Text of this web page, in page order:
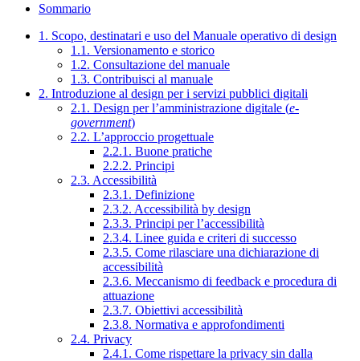
Sommario
1. Scopo, destinatari e uso del Manuale operativo di design
1.1. Versionamento e storico
1.2. Consultazione del manuale
1.3. Contribuisci al manuale
2. Introduzione al design per i servizi pubblici digitali
2.1. Design per l’amministrazione digitale (e-
government)
2.2. L’approccio progettuale
2.2.1. Buone pratiche
2.2.2. Principi
2.3. Accessibilità
2.3.1. Definizione
2.3.2. Accessibilità by design
2.3.3. Principi per l’accessibilità
2.3.4. Linee guida e criteri di successo
2.3.5. Come rilasciare una dichiarazione di
accessibilità
2.3.6. Meccanismo di feedback e procedura di
attuazione
2.3.7. Obiettivi accessibilità
2.3.8. Normativa e approfondimenti
2.4. Privacy
2.4.1. Come rispettare la privacy sin dalla